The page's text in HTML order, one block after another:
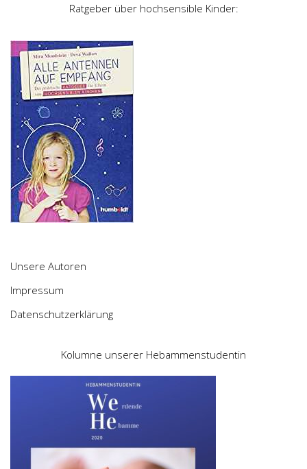
Ratgeber über hochsensible Kinder:
Unsere Autoren
Impressum
Datenschutzerklärung
Kolumne unserer Hebammenstudentin